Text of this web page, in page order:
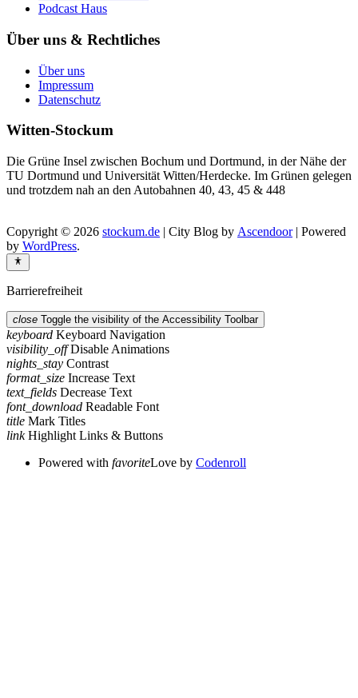
Podcast Haus
Über uns & Rechtliches
Über uns
Impressum
Datenschutz
Witten-Stockum
Die Grüne Insel zwischen Bochum und Dortmund, in der Nähe der
TU Dortmund und Universität Witten/Herdecke. Im Grünen gelegen
und trotzdem nah an den Autobahnen 40, 43, 45 & 448
Copyright © 2026 stockum.de | City Blog by Ascendoor| Powered
by WordPress.
Barrierefreiheit
close Toggle the visibility of the Accessibility Toolbar
keyboard Keyboard Navigation
visibility_off Disable Animations
nights_stay Contrast
format_size Increase Text
text_fields Decrease Text
font_download Readable Font
title Mark Titles
link Highlight Links & Buttons
Powered with favoriteLove by Codenroll